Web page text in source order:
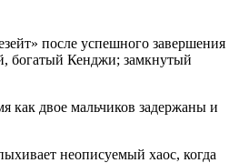
после успешного завершения
богатый Кенджи; замкнутый
как двое мальчиков задержаны и
неописуемый хаос, когда